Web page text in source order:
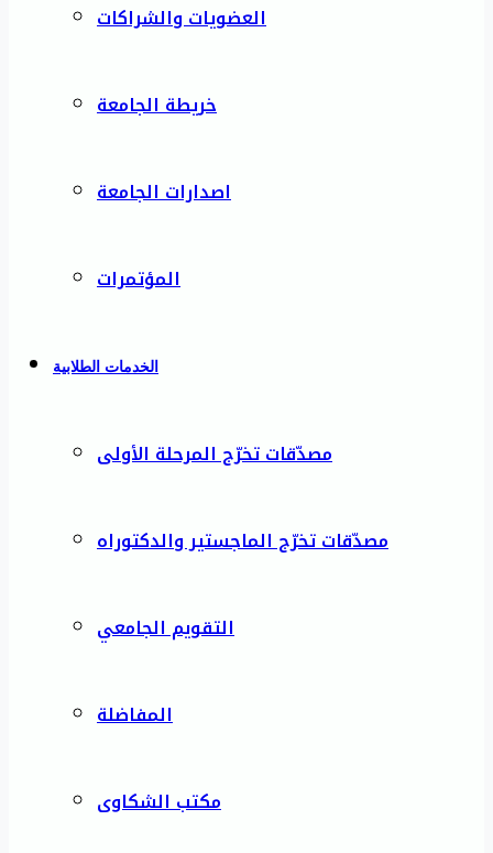
العضويات والشراكات
خريطة الجامعة
اصدارات الجامعة
المؤتمرات
الخدمات الطلابية
مصدّقات تخرّج المرحلة الأولى
مصدّقات تخرّج الماجستير والدكتوراه
التقويم الجامعي
المفاضلة
مكتب الشكاوى